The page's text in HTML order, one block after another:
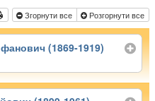
Згорнути все Розгорнути все
(1869-1919)